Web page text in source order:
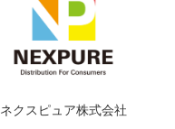
ネクスピュア株式会社